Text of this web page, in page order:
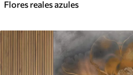
Flores reales azules